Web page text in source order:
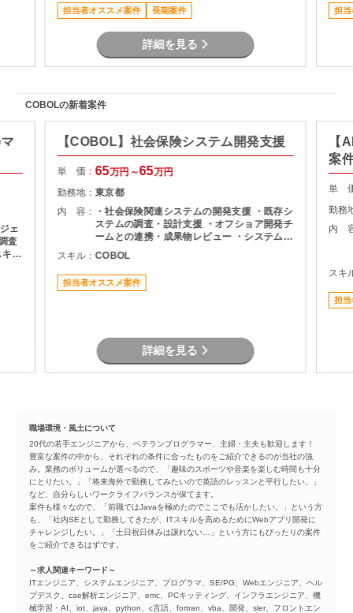
担当者オススメ案件 長期案件
詳細を見る
担当
COBOLの新着案件
ェ
ル
【COBOL】社会保険システム開発支援
単 価：65万円～65万円
勤務地：東京都
内 容：
・社会保険関連システムの開発支援 ・既存シ
ステムの調査・設計支援 ・オフショア開発チ
ームとの連携・成果物レビュー ・システム改
修に伴う要件確認および開発支援 ・各種テス
ト・検証対応 ・チーム内外とのコミュニケー
ションおよび調整業務
スキル：COBOL
担当者オススメ案件
詳細を見る
【
案
単
勤務
内
スキ
担当
職場環境・風土について
20代の若手エンジニアから、ベテランプログラマー、主婦・主夫も歓迎します！
豊富な案件の中から、それぞれの条件に合ったものをご紹介できるのが当社の強
み。業務のボリュームが選べるので、「趣味のスポーツや音楽を楽しむ時間も十分
にとりたい。」「将来海外で勤務してみたいので英語のレッスンと平行したい。」
など、自分らしいワークライフバランスが保てます。
案件も様々なので、「前職ではJavaを極めたのでここでも活かしたい。」という方
も、「社内SEとして勤務してきたが、ITスキルを高めるためにWebアプリ開発に
チャレンジしたい。」「土日祝日休みは譲れない…」という方にもぴったりの案件
をご紹介できるはずです。
～求人関連キーワード～
ITエンジニア、システムエンジニア、プログラマ、SE/PG、Webエンジニア、ヘル
プデスク、cae解析エンジニア、emc、PCキッティング、インフラエンジニア、機
械学習・AI、iot、java、python、c言語、fortran、vba、開発、sler、フロントエン